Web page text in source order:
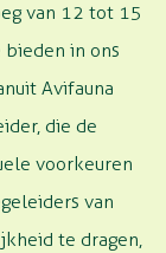
van 12 tot 15
in ons
Avifauna
die de
voorkeuren
van
te dragen,